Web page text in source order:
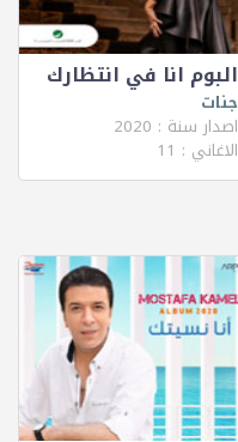
البوم انا في انتظارك
جنات
اصدار سنة : 2020
الاغاني : 11